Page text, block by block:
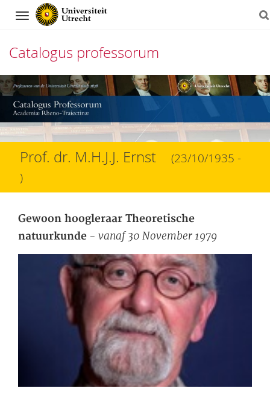
Navigation
Catalogus professorum
Direct
naar
het
inhoud
Prof. dr. M.H.J.J. Ernst
(23/10/1935 -
)
Gewoon hoogleraar Theoretische
natuurkunde - vanaf 30 November 1979